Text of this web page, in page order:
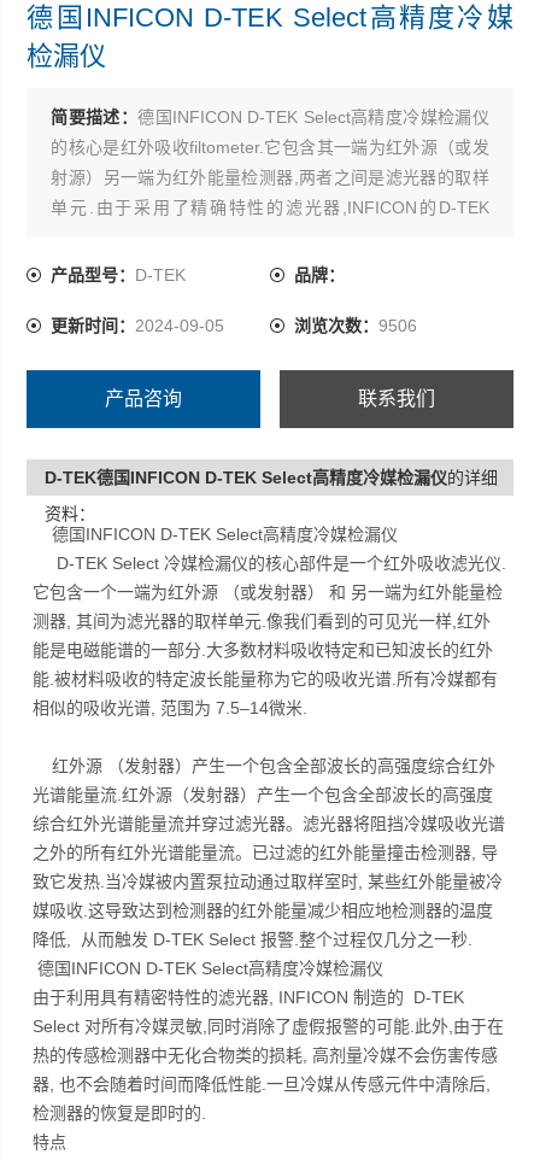
德国INFICON D-TEK Select高精度冷媒
检漏仪
简要描述：德国INFICON D-TEK Select高精度冷媒检漏仪
的核心是红外吸收filtometer.它包含其一端为红外源（或发
射源）另一端为红外能量检测器,两者之间是滤光器的取样
单元.由于采用了精确特性的滤光器,INFICON的D-TEK
一般加热传感器的化学物衰竭问题,仪器的感测器不会受到
产品型号： D-TEK 品牌：
更新时间： 2024-09-05 浏览次数： 9506
产品咨询 联系我们
D-TEK德国INFICON D-TEK Select高精度冷媒检漏仪的详细
资料：
德国INFICON D-TEK Select高精度冷媒检漏仪
D-TEK Select 冷媒检漏仪的核心部件是一个红外吸收滤光仪.
它包含一个一端为红外源 （或发射器） 和 另一端为红外能量检
测器, 其间为滤光器的取样单元.像我们看到的可见光一样,红外
能是电磁能谱的一部分.大多数材料吸收特定和已知波长的红外
能.被材料吸收的特定波长能量称为它的吸收光谱.所有冷媒都有
相似的吸收光谱, 范围为 7.5–14微米.
红外源 （发射器）产生一个包含全部波长的高强度综合红外
光谱能量流.红外源（发射器）产生一个包含全部波长的高强度
综合红外光谱能量流并穿过滤光器。滤光器将阻挡冷媒吸收光谱
之外的所有红外光谱能量流。已过滤的红外能量撞击检测器, 导
致它发热.当冷媒被内置泵拉动通过取样室时, 某些红外能量被冷
媒吸收.这导致达到检测器的红外能量减少相应地检测器的温度
降低, 从而触发 D-TEK Select 报警.整个过程仅几分之一秒.
德国INFICON D-TEK Select高精度冷媒检漏仪
由于利用具有精密特性的滤光器, INFICON 制造的 D-TEK
Select 对所有冷媒灵敏,同时消除了虚假报警的可能.此外,由于在
热的传感检测器中无化合物类的损耗, 高剂量冷媒不会伤害传感
器, 也不会随着时间而降低性能.一旦冷媒从传感元件中清除后,
检测器的恢复是即时的.
特点